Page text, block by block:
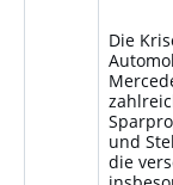
Die
und
die